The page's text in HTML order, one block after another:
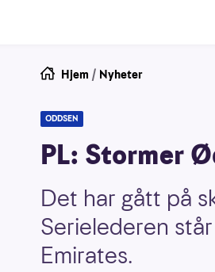
Hjem / Nyheter
ODDSEN
PL: Stormer
Det har gått på
Serielederen
Emirates.